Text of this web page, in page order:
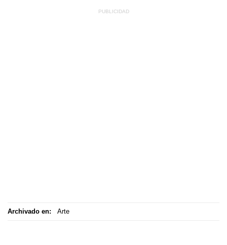
Archivado en: Arte